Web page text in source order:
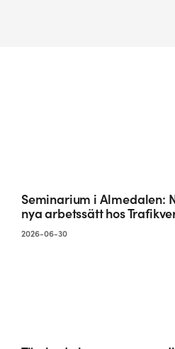
Seminarium i Almedalen:
nya arbetssätt hos
2026-06-30